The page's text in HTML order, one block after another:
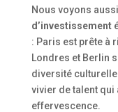
Nous voyons
d’investissement
: Paris est prête à
Londres et Berlin
diversité culturelle
vivier de talent qui
effervescence.